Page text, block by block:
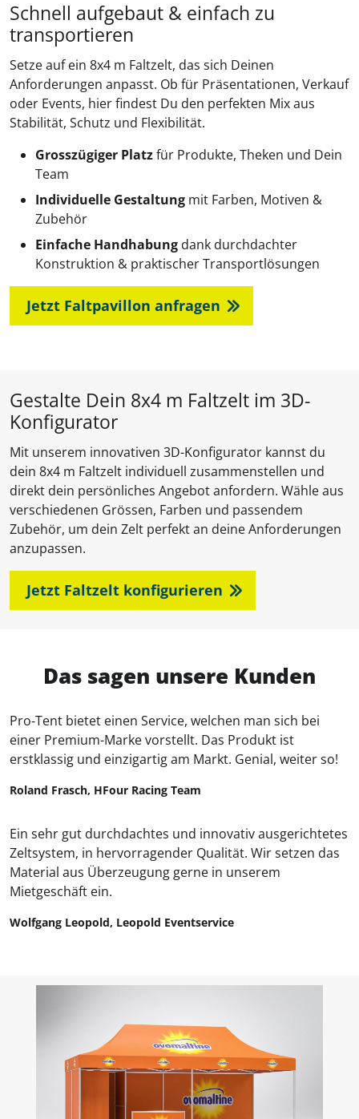
Schnell aufgebaut & einfach zu
transportieren
Setze auf ein 8x4 m Faltzelt, das sich Deinen
Anforderungen anpasst. Ob für Präsentationen, Verkauf
oder Events, hier findest Du den perfekten Mix aus
Stabilität, Schutz und Flexibilität.
Grosszügiger Platzfür Produkte, Theken und Dein
Team
Individuelle Gestaltung mit Farben, Motiven &
Zubehör
Einfache Handhabung dank durchdachter
Konstruktion & praktischer Transportlösungen
Jetzt Faltpavillon anfragen
Gestalte Dein 8x4 m Faltzelt im 3D-
Konfigurator
Mit unserem innovativen 3D-Konfigurator kannst du
dein 8x4 m Faltzelt individuell zusammenstellen und
direkt dein persönliches Angebot anfordern. Wähle aus
verschiedenen Grössen, Farben und passendem
Zubehör, um dein Zelt perfekt an deine Anforderungen
anzupassen.
Jetzt Faltzelt konfigurieren
Das sagen unsere Kunden
Pro‑Tent bietet einen Service, welchen man sich bei
einer Premium-Marke vorstellt. Das Produkt ist
erstklassig und einzigartig am Markt. Genial, weiter so!
Roland Frasch, HFour Racing Team
Ein sehr gut durchdachtes und innovativ ausgerichtetes
Zeltsystem, in hervorragender Qualität. Wir setzen das
Material aus Überzeugung gerne in unserem
Mietgeschäft ein.
Wolfgang Leopold, Leopold Eventservice